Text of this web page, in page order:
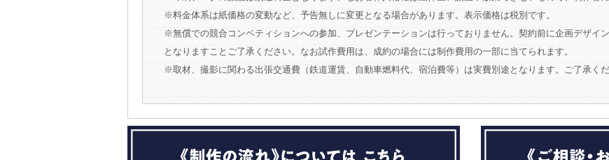
※料金体系は紙価格の変動など、予告無しに変更となる場合があります。表示価格は税別です。
※無償での競合コンペティションへの参加、プレゼンテーションは行っておりません。契約前に企画デザイ
となりますことご了承ください。なお試作費用は、成約の場合には制作費用の一部に当てられます。
※取材、撮影に関わる出張交通費（鉄道運賃、自動車燃料代、宿泊費等）は実費別途となります。ご了承くだ